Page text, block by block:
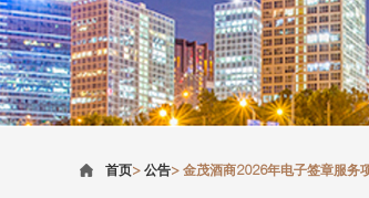
首页>公告>金茂酒商2026年电子签章服务